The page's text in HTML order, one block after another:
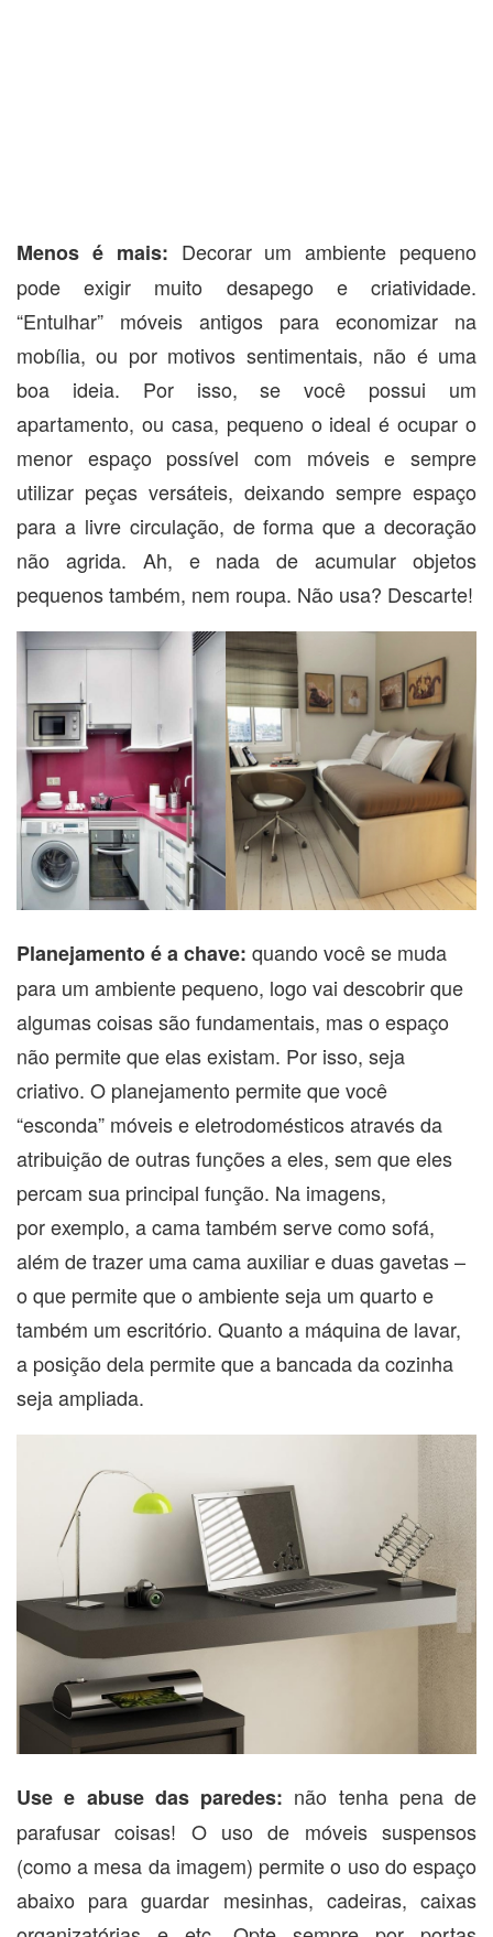
Menos é mais: Decorar um ambiente pequeno
pode exigir muito desapego e criatividade.
“Entulhar” móveis antigos para economizar na
mobília, ou por motivos sentimentais, não é uma
boa ideia. Por isso, se você possui um
apartamento, ou casa, pequeno o ideal é ocupar o
menor espaço possível com móveis e sempre
utilizar peças versáteis, deixando sempre espaço
para a livre circulação, de forma que a decoração
não agrida. Ah, e nada de acumular objetos
pequenos também, nem roupa. Não usa? Descarte!
Planejamento é a chave: quando você se muda
para um ambiente pequeno, logo vai descobrir que
algumas coisas são fundamentais, mas o espaço
não permite que elas existam. Por isso, seja
criativo. O planejamento permite que você
“esconda” móveis e eletrodomésticos através da
atribuição de outras funções a eles, sem que eles
percam sua principal função. Na imagens,
por exemplo, a cama também serve como sofá,
além de trazer uma cama auxiliar e duas gavetas –
o que permite que o ambiente seja um quarto e
também um escritório. Quanto a máquina de lavar,
a posição dela permite que a bancada da cozinha
seja ampliada.
Use e abuse das paredes: não tenha pena de
parafusar coisas! O uso de móveis suspensos
(como a mesa da imagem) permite o uso do espaço
abaixo para guardar mesinhas, cadeiras, caixas